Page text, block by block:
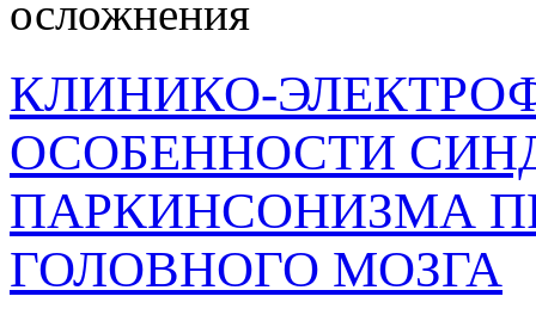
осложнения
КЛИНИКО-
ОСОБЕННОСТИ
ПАРКИНСОНИЗМА
ГОЛОВНОГО МОЗГА